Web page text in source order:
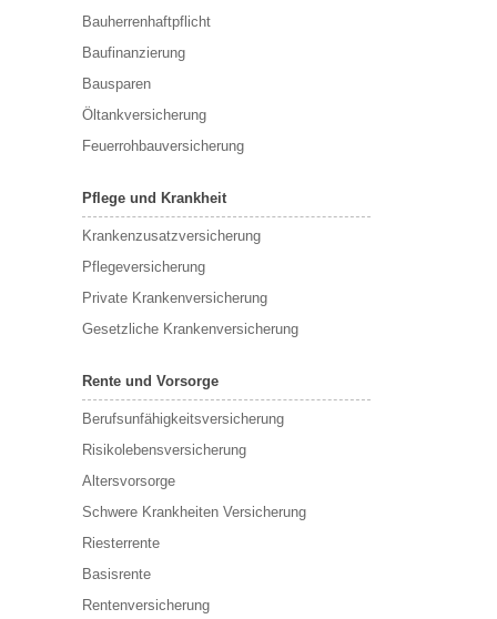
Bauherrenhaftpflicht
Baufinanzierung
Bausparen
Öltankversicherung
Feuerrohbauversicherung
Pflege und Krankheit
Krankenzusatzversicherung
Pflegeversicherung
Private Krankenversicherung
Gesetzliche Krankenversicherung
Rente und Vorsorge
Berufs­unfähigkeitsversicherung
Risikolebensversicherung
Altersvorsorge
Schwere Krankheiten Versicherung
Riesterrente
Basisrente
Rentenversicherung